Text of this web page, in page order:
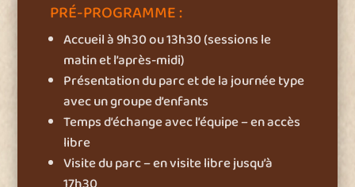
PRÉ-PROGRAMME :
Accueil à 9h30 ou 13h30 (sessions le
matin et l’après-midi)
Présentation du parc et de la journée type
avec un groupe d’enfants
Temps d’échange avec l’équipe – en accès
libre
Visite du parc – en visite libre jusqu’à